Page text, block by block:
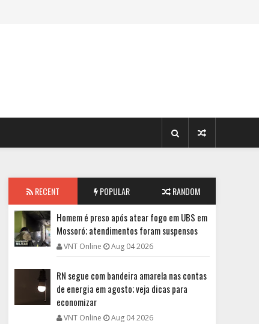
RECENT POPULAR RANDOM
Homem é preso após atear fogo em UBS em
Mossoró; atendimentos foram suspensos
VNT Online Aug 04 2026
RN segue com bandeira amarela nas contas
de energia em agosto; veja dicas para
economizar
VNT Online Aug 04 2026